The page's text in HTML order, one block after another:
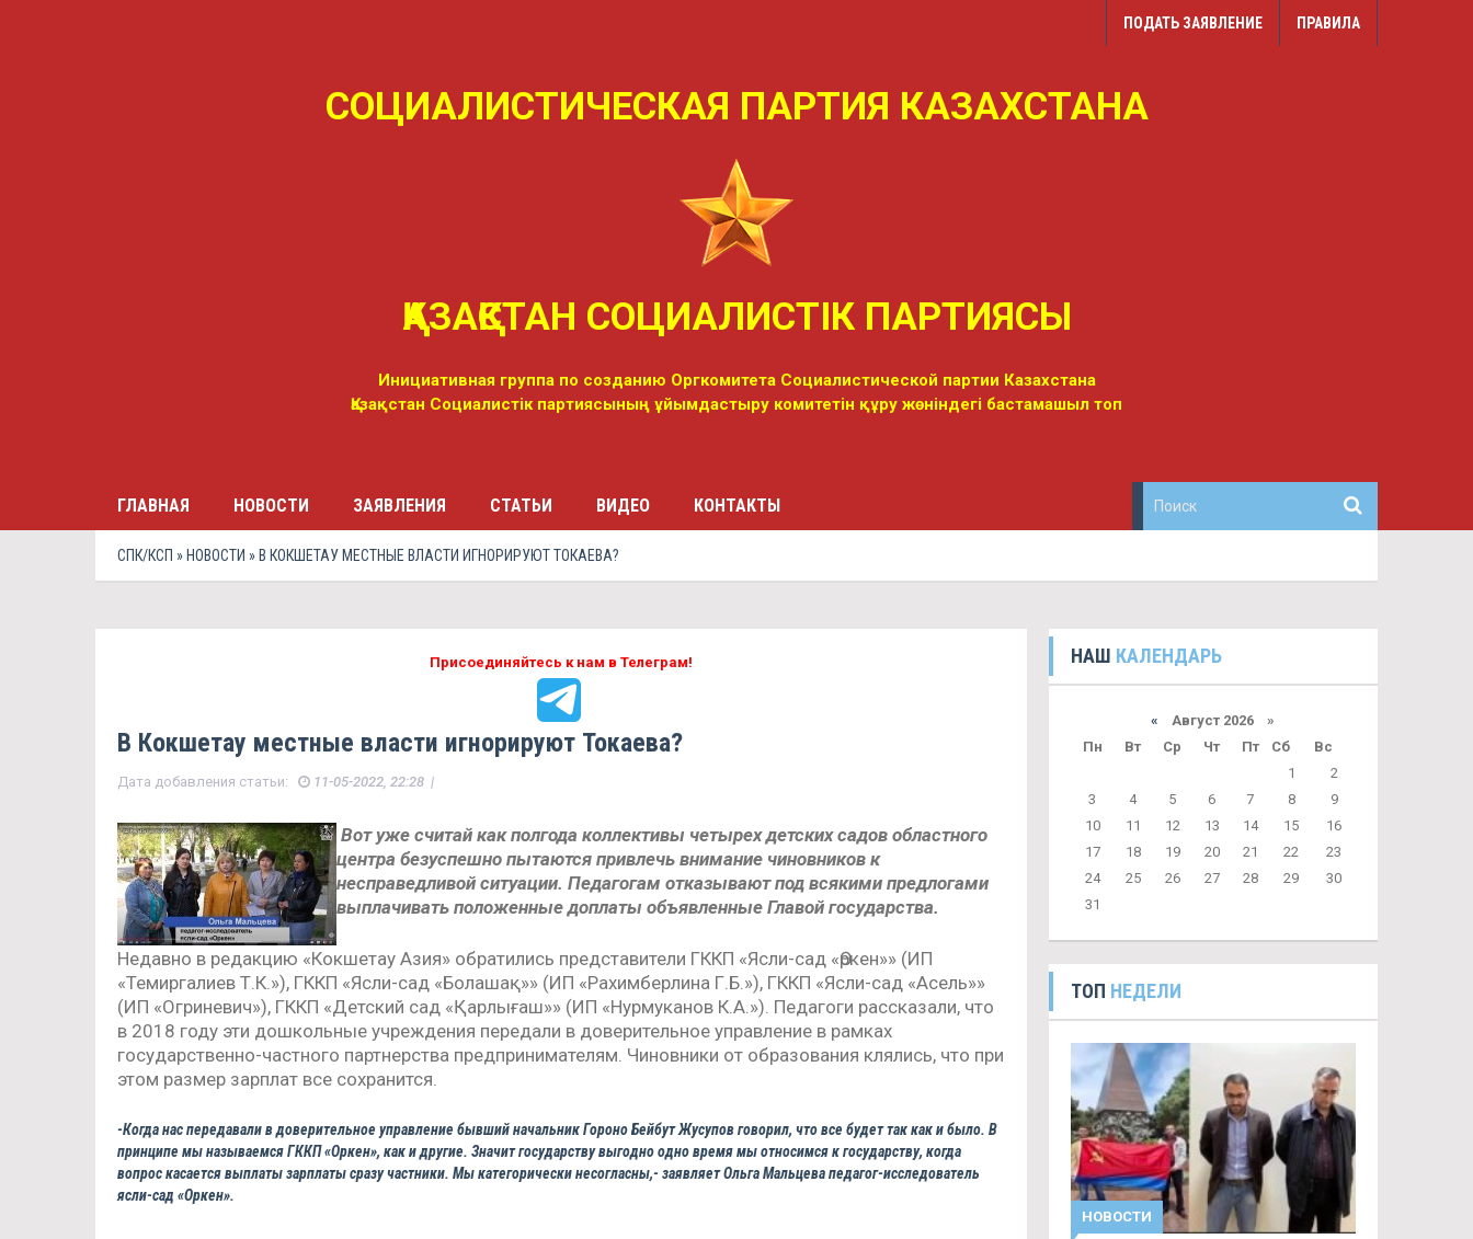
ПОДАТЬ ЗАЯВЛЕНИЕ ПРАВИЛА
СОЦИАЛИСТИЧЕСКАЯ ПАРТИЯ КАЗАХСТАНА
ҚАЗАҚСТАН СОЦИАЛИСТIК ПАРТИЯСЫ
Инициативная группа по созданию Оргкомитета Социалистической партии Казахстана
Қазақстан Социалистік партиясының ұйымдастыру комитетін құру жөніндегі бастамашыл топ
ГЛАВНАЯ НОВОСТИ ЗАЯВЛЕНИЯ СТАТЬИ ВИДЕО КОНТАКТЫ
СПК/КСП » НОВОСТИ » В КОКШЕТАУ МЕСТНЫЕ ВЛАСТИ ИГНОРИРУЮТ ТОКАЕВА?
Присоединяйтесь к нам в Телеграм!
В Кокшетау местные власти игнорируют Токаева?
Дата добавления статьи: 11-05-2022, 22:28 |
Вот уже считай как полгода коллективы четырех детских садов областного
центра безуспешно пытаются привлечь внимание чиновников к
несправедливой ситуации. Педагогам отказывают под всякими предлогами
выплачивать положенные доплаты объявленные Главой государства.
Недавно в редакцию «Кокшетау Азия» обратились представители ГККП «Ясли-сад «Өркен»» (ИП
«Темиргалиев Т.К.»), ГККП «Ясли-сад «Болашақ»» (ИП «Рахимберлина Г.Б.»), ГККП «Ясли-сад «Асель»»
(ИП «Огриневич»), ГККП «Детский сад «Қарлығаш»» (ИП «Нурмуканов К.А.»). Педагоги рассказали, что
в 2018 году эти дошкольные учреждения передали в доверительное управление в рамках
государственно-частного партнерства предпринимателям. Чиновники от образования клялись, что при
этом размер зарплат все сохранится.
-Когда нас передавали в доверительное управление бывший начальник Гороно Бейбут Жусупов говорил, что все будет так как и было. В
принципе мы называемся ГККП «Оркен», как и другие. Значит государству выгодно одно время мы относимся к государству, когда
вопрос касается выплаты зарплаты сразу частники. Мы категорически несогласны,- заявляет Ольга Мальцева педагог-исследователь
ясли-сад «Оркен».
НАШ КАЛЕНДАРЬ
« Август 2026 »
Пн
Вт Ср Чт Пт Сб
Вс
1
2
3
4 5 6 7 8
9
10
11 12 13 14 15
16
17
18 19 20 21 22
23
24
25 26 27 28 29
30
31
ТОП НЕДЕЛИ
НОВОСТИ